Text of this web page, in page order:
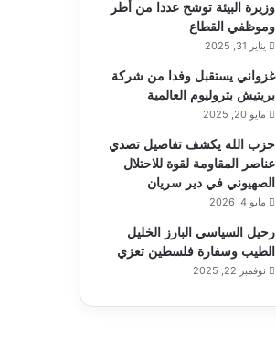
وزيرة البيئة توشح عددا من أطر
وموظفي القطاع
يناير 31, 2025
غزواني يستقبل وفدا من شركة
بريتيش بتروليوم العالمية
مايو 20, 2025
حزب الله يكشف تفاصيل تصدي
عناصر المقاومة لقوة للاحتلال
الصهيوني في دير سريان
مايو 4, 2026
رحيل السياسي البارز الخليل
الطيب وسفارة فلسطين تعزي
نوفمبر 22, 2025